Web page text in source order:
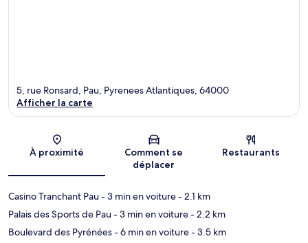
Carte
5, rue Ronsard, Pau, Pyrenees Atlantiques, 64000
Afficher la carte
À proximité
Comment se
déplacer
Restaurants
Casino Tranchant Pau- 3 min en voiture- 2.1 km
Palais des Sports de Pau- 3 min en voiture- 2.2 km
Boulevard des Pyrénées- 6 min en voiture- 3.5 km